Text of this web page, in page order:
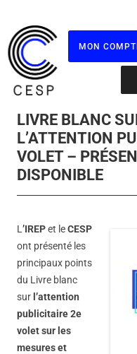
MON
LIVRE BLANC
L’ATTENTION
VOLET –
DISPONIBLE
L ’IREPet leCESP
ont présenté les
principaux points
du Livre blanc
sur l’attention
publicitaire 2e
volet sur les
mesures et